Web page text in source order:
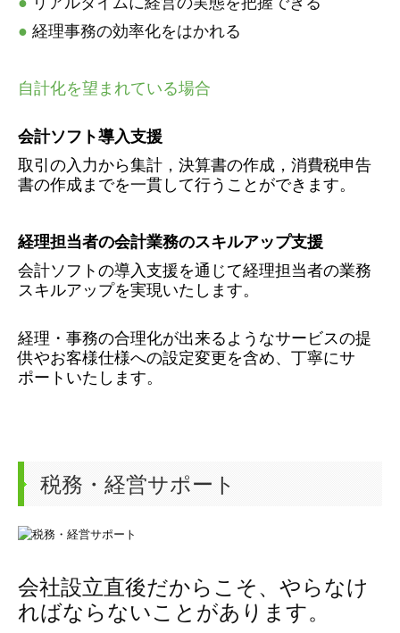
● 経理事務の効率化をはかれる
自計化を望まれている場合
会計ソフト導入支援
取引の入力から集計，決算書の作成，消費税申告
書の作成までを一貫して行うことができます。
経理担当者の会計業務のスキルアップ支援
会計ソフトの導入支援を通じて経理担当者の業務
スキルアップを実現いたします。
経理・事務の合理化が出来るようなサービスの提
供やお客様仕様への設定変更を含め、丁寧にサ
ポートいたします。
税務・経営サポート
会社設立直後だからこそ、やらなけ
ればならないことがあります。